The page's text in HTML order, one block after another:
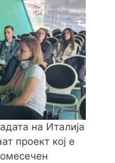
на Италија
проект кој е